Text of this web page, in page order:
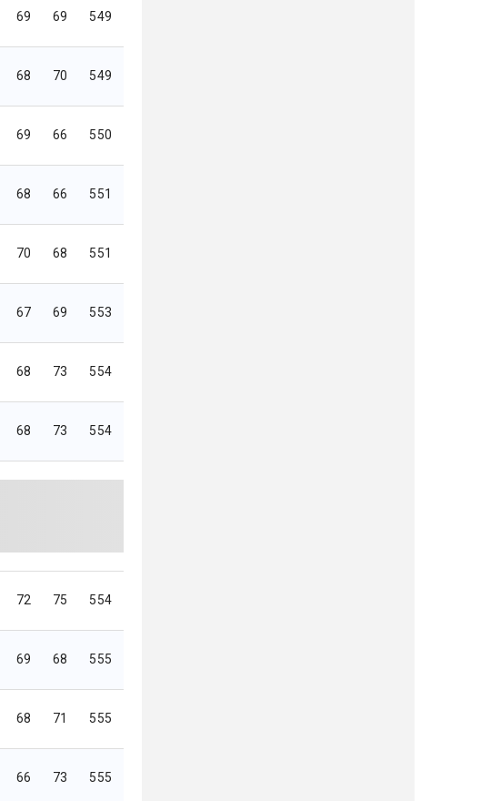
69 69 549
68 70 549
69 66 550
68 66 551
70 68 551
67 69 553
68 73 554
68 73 554
72 75 554
69 68 555
68 71 555
66 73 555